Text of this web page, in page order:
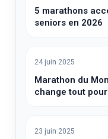
5 marathons
seniors en 2026
24 juin 2025
Marathon du
change tout
23 juin 2025